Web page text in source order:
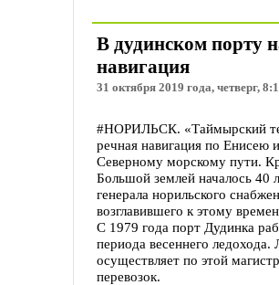
В дудинском порту
навигация
31 октября 2019 года, четверг,
#НОРИЛЬСК. «Таймырский
речная навигация по Енисею
Северному морскому пути.
Большой землей началось 40
генерала норильского
возглавившего к этому
С 1979 года порт Дудинка
периода весеннего
осуществляет по этой
перевозок.